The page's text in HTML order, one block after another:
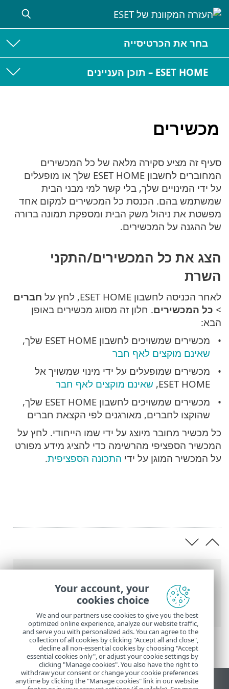
בחר את הכרטיסייה
ESET HOME – תוכן העניינים
מכשירים
העזרה המקוונת של ESET >
ESET HOME
עבודה עם ESET HOME
> מכשירים
סעיף זה מציע סקירה מלאה של כל המכשירים
המחוברים לחשבון ESET HOME שלך או מופעלים
על ידי המינויים שלך, בלי קשר למי מבני הבית
שמשתמש בהם. הכנסת כל המכשירים למקום אחד
מפשטת את ניהול משק הבית ומספקת תמונה ברורה
של ההגנה על המכשירים.
הצג את כל המכשירים/התקני
השרת
לאחר הכניסה לחשבון ESET HOME, לחץ על
חברים
> כל המכשירים. חלון זה מסווג מכשירים באופן
הבא:
מכשירים שמשויכים לחשבון ESET HOME שלך,
שאינם מוקצים לאף חבר
מכשירים שמופעלים על ידי מינוי שמשויך אל
ESET HOME, שאינם מוקצים לאף חבר
מכשירים שמשויכים לחשבון ESET HOME שלך,
שהוקצו לחברים, מאורגנים לפי הקצאת חברים
כל מכשיר מחובר מיוצג על ידי שמו הייחודי. לחץ על
המכשיר הספציפי מהרשימה כדי להציג מידע מפורט
על המכשיר המוגן על ידי התכונה הספציפית.
Your account, your
cookies choice
We and our partners use cookies to give you the best
optimized online experience, analyze our website traffic,
and serve you with personalized ads. You can agree to the
collection of all cookies by clicking "Accept all and close",
decline all non-essential cookies by choosing "Accept
essential cookies only", or adjust your cookie settings by
clicking "Manage cookies". You also have the right to
withdraw your consent or change your cookie preferences
anytime by clicking the "Manage cookies" link in our website